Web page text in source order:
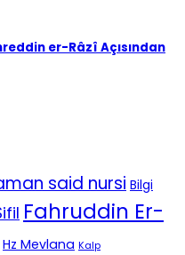
er-Râzî Açısından
said nursi Bilgi
Fahruddin Er-
Hz Mevlana Kalp